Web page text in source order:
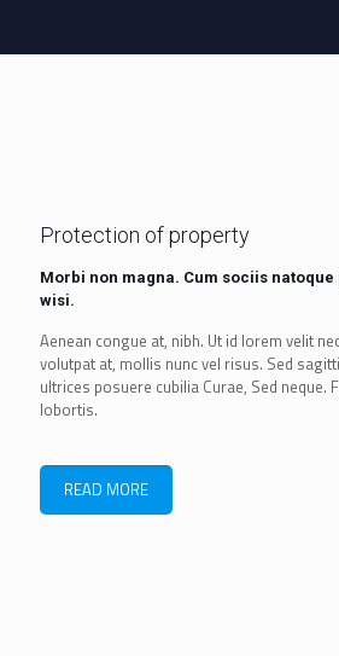
Protection of property
Morbi non magna. Cum sociis natoque
wisi.
Aenean congue at, nibh. Ut id lorem velit
volutpat at, mollis nunc vel risus. Sed
ultrices posuere cubilia Curae, Sed neque.
lobortis.
READ MORE